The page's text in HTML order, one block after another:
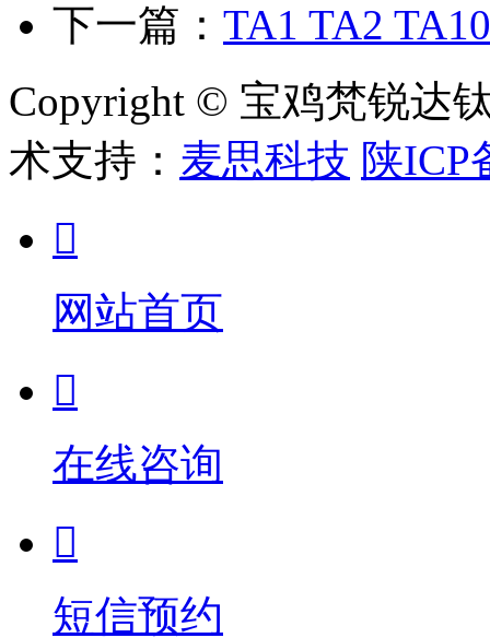
下一篇： TA1 TA2
Copyright © 宝鸡梵锐达
术支持： 麦思科技 陕ICP

网站首页

在线咨询

短信预约